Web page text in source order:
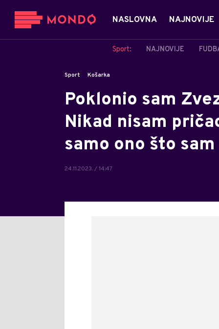
NASLOVNA NAJNOVIJE
Sport: NAJNOVIJE
Sport Košarka
Poklonio sam
Nikad nisam
samo ono što
24.11.2023. / 14:47